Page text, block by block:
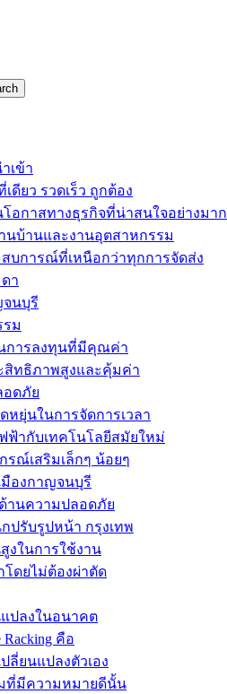
เข้า
ดียว รวดเร็ว ถูกต้อง
อกาสทางธุรกิจที่น่าสนใจอย่างมาก
บ้านและงานอุตสาหกรรม
สบการณ์ที่เหนือกว่าทุกการจัดส่ง
า
นบุรี
ม
นการลงทุนที่มีคุณค่า
ะสิทธิภาพสูงและคุ้มค่า
อดภัย
หยุ่นในการจัดการเวลา
ฟ้ากับเทคโนโลยีสมัยใหม่
รณ์เสริมเล็กๆ น้อยๆ
มืองกาญจนบุรี
านความปลอดภัย
ปรับรูปหน้า กรุงเทพ
งในการใช้งาน
โดยไม่ต้องผ่าตัด
แปลงในอนาคต
คือ
ลี่ยนแปลงตัวเอง
มที่มีความหมายดีนั้น